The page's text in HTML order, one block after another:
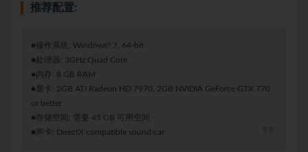
推荐配置:
●操作系统: Windows? 7, 64-bit
●处理器: 3GHz Quad Core
●内存: 8 GB RAM
●显卡: 2GB ATI Radeon HD 7970, 2GB NVIDIA GeForce GTX 770
or better
●存储空间: 需要 45 GB 可用空间
●声卡: DirectX compatible sound car